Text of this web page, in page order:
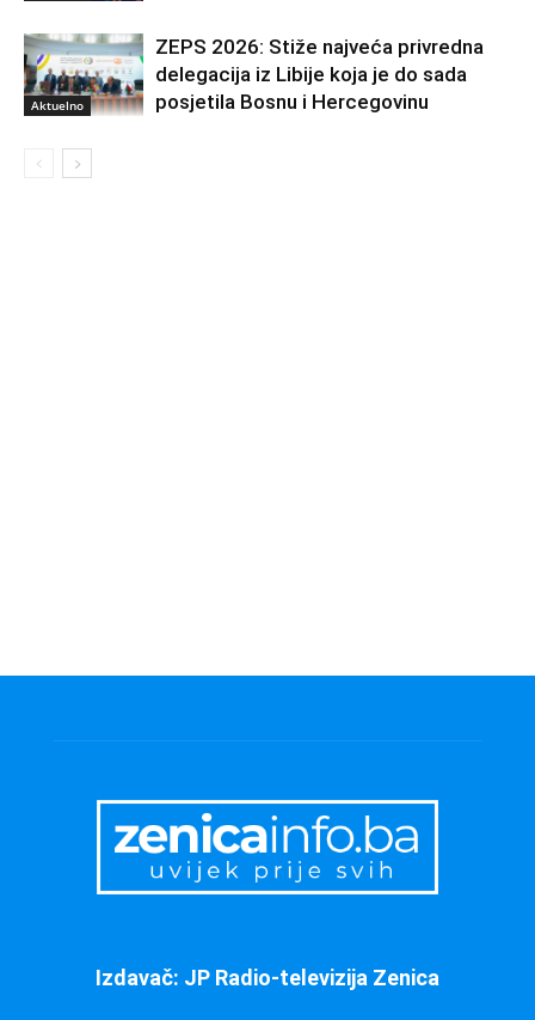
Aktuelno
ZEPS 2026: Stiže najveća privredna
delegacija iz Libije koja je do sada
posjetila Bosnu i Hercegovinu
Izdavač: JP Radio-televizija Zenica